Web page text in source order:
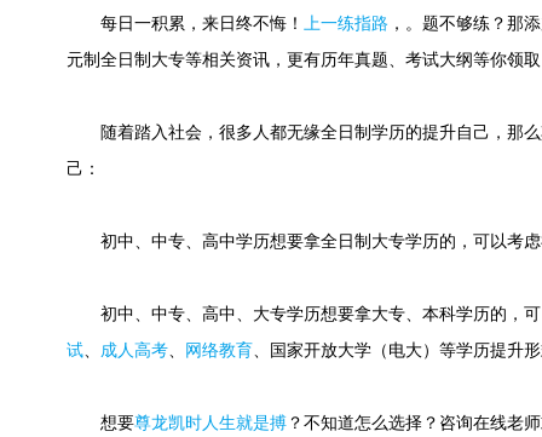
每日一积累，来日终不悔！ 上一练指路 ，。 题不够练？那
元制全日制大专等相关资讯，更有历年真题、考试大纲等你领
随着踏入社会，很多人都无缘全日制学历的提升自己，那么
己：
初中、中专、高中学历想要拿全日制大专学历的，可以考虑
初中、中专、高中、大专学历想要拿大专、本科学历的，可
试、 成人高考、 网络教育、国家开放大学（电大）等学历提升
想要尊龙凯时人生就是搏 ？不知道怎么选择？咨询在线老